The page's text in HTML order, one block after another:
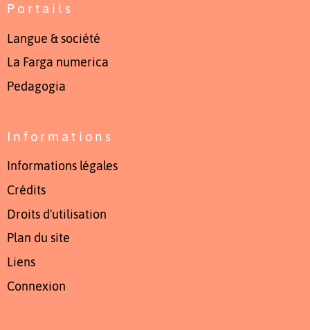
Portails
Langue & société
La Farga numerica
Pedagogia
Informations
Informations légales
Crédits
Droits d'utilisation
Plan du site
Liens
Connexion